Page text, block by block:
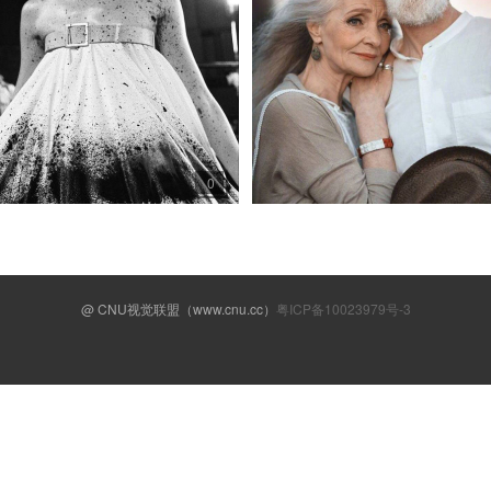
0
@ CNU视觉联盟（www.cnu.cc） 粤ICP备10023979号-3